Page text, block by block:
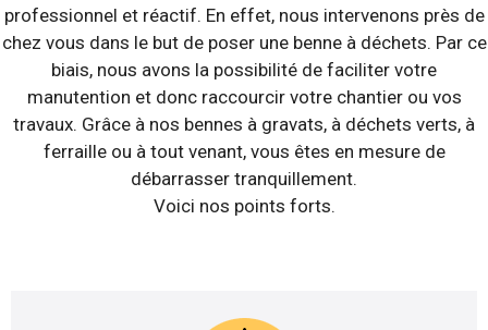
professionnel et réactif. En effet, nous intervenons près de
chez vous dans le but de poser une benne à déchets. Par ce
biais, nous avons la possibilité de faciliter votre
manutention et donc raccourcir votre chantier ou vos
travaux. Grâce à nos bennes à gravats, à déchets verts, à
ferraille ou à tout venant, vous êtes en mesure de
débarrasser tranquillement.
Voici nos points forts.